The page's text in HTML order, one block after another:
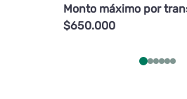
Monto máximo por
$650.000